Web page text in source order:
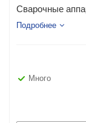
Сварочные
Подробнее
Много